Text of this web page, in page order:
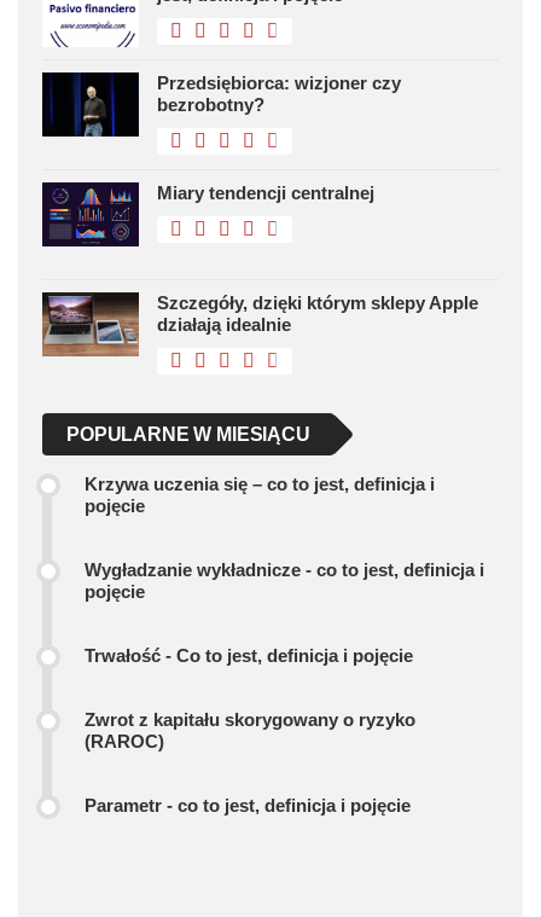
Przedsiębiorca: wizjoner czy
bezrobotny?
Miary tendencji centralnej
Szczegóły, dzięki którym sklepy Apple
działają idealnie
POPULARNE W MIESIĄCU
Krzywa uczenia się – co to jest, definicja i
pojęcie
Wygładzanie wykładnicze - co to jest, definicja i
pojęcie
Trwałość - Co to jest, definicja i pojęcie
Zwrot z kapitału skorygowany o ryzyko
(RAROC)
Parametr - co to jest, definicja i pojęcie